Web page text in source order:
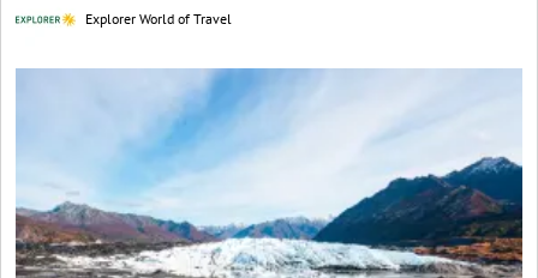
Explorer World of Travel